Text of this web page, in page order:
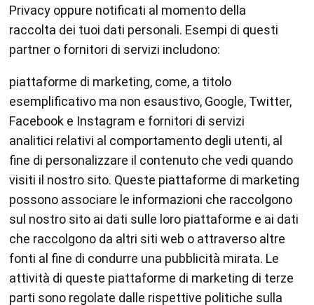
Privacy oppure notificati al momento della
raccolta dei tuoi dati personali. Esempi di questi
partner o fornitori di servizi includono:
piattaforme di marketing, come, a titolo
esemplificativo ma non esaustivo, Google, Twitter,
Facebook e Instagram e fornitori di servizi
analitici relativi al comportamento degli utenti, al
fine di personalizzare il contenuto che vedi quando
visiti il nostro sito. Queste piattaforme di marketing
possono associare le informazioni che raccolgono
sul nostro sito ai dati sulle loro piattaforme e ai dati
che raccolgono da altri siti web o attraverso altre
fonti al fine di condurre una pubblicità mirata. Le
attività di queste piattaforme di marketing di terze
parti sono regolate dalle rispettive politiche sulla